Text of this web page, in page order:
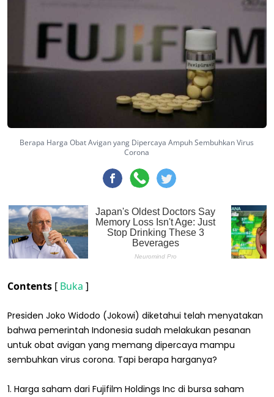
Berapa Harga Obat Avigan yang Dipercaya Ampuh Sembuhkan Virus
Corona
Contents [ Buka ]
Presiden Joko Widodo (Jokowi) diketahui telah menyatakan
bahwa pemerintah Indonesia sudah melakukan pesanan
untuk obat avigan yang memang dipercaya mampu
sembuhkan virus corona. Tapi berapa harganya?
1. Harga saham dari Fujifilm Holdings Inc di bursa saham